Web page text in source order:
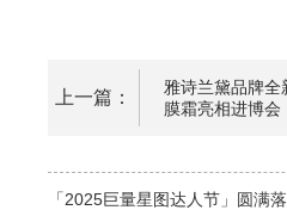
上一篇：
雅诗兰黛品牌全
膜霜亮相进博
「2025巨量星图达人节」圆满